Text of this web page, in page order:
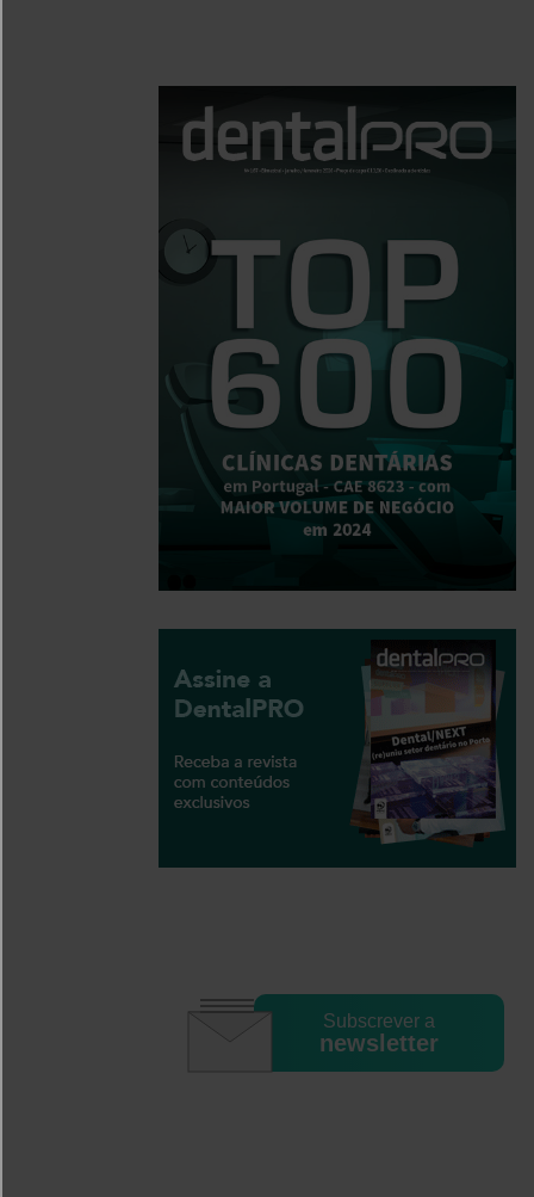
Subscrever a
newsletter